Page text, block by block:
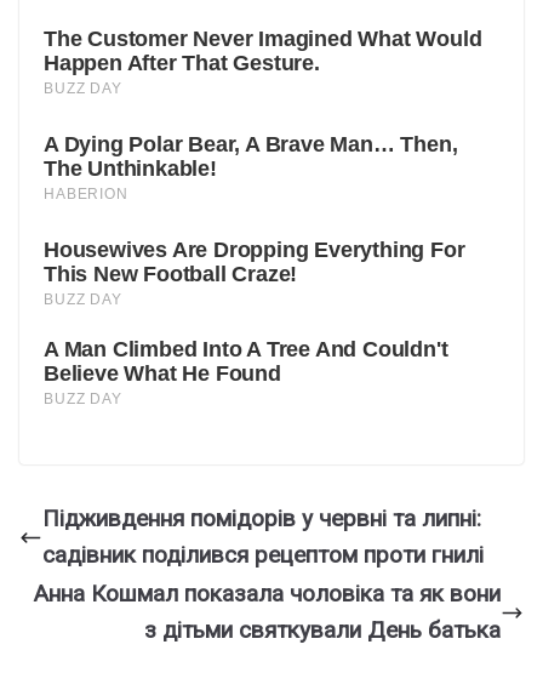
Підживдення помідорів у червні та липні:
садівник поділився рецептом проти гнилі
Анна Кошмал показала чоловіка та як вони
з дітьми святкували День батька